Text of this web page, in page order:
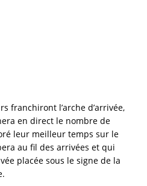
franchiront l’arche d’arrivée,
en direct le nombre de
leur meilleur temps sur le
au fil des arrivées et qui
placée sous le signe de la